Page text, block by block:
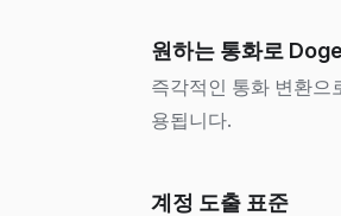
원하는 통화로
즉각적인 통화 변환으
용됩니다.
계정 도출 표준